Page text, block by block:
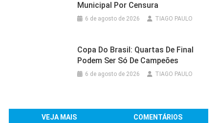
Municipal Por Censura
6 de agosto de 2026 TIAGO PAULO
Copa Do Brasil: Quartas De Final
Podem Ser Só De Campeões
6 de agosto de 2026 TIAGO PAULO
VEJA MAIS COMENTÁRIOS